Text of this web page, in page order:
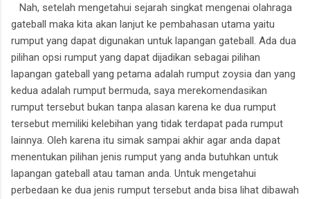
Nah, setelah mengetahui sejarah singkat mengenai olahraga
gateball maka kita akan lanjut ke pembahasan utama yaitu
rumput yang dapat digunakan untuk lapangan gateball. Ada dua
pilihan opsi rumput yang dapat dijadikan sebagai pilihan
lapangan gateball yang petama adalah rumput zoysia dan yang
kedua adalah rumput bermuda, saya merekomendasikan
rumput tersebut bukan tanpa alasan karena ke dua rumput
tersebut memiliki kelebihan yang tidak terdapat pada rumput
lainnya. Oleh karena itu simak sampai akhir agar anda dapat
menentukan pilihan jenis rumput yang anda butuhkan untuk
lapangan gateball atau taman anda. Untuk mengetahui
perbedaan ke dua jenis rumput tersebut anda bisa lihat dibawah